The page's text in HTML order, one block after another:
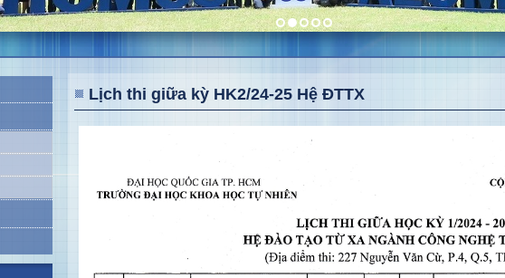
Lịch thi giữa kỳ HK2/24-25 Hệ ĐTTX